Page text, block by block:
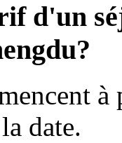
d'un
date.